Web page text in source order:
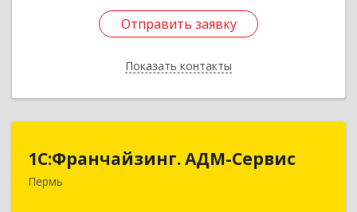
Отправить заявку
Показать контакты
Отправить заявку
Назад
1С:Франчайзинг. АДМ-Сервис
Пермь
1С:Франчайзинг. АДМ-Сервис
614096, Пермский край, Пермь г, Ленина ул,